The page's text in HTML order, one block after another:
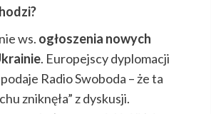
ws. ogłoszenia nowych
. Europejscy dyplomacji
Radio Swoboda – że ta
zniknęła” z dyskusji.